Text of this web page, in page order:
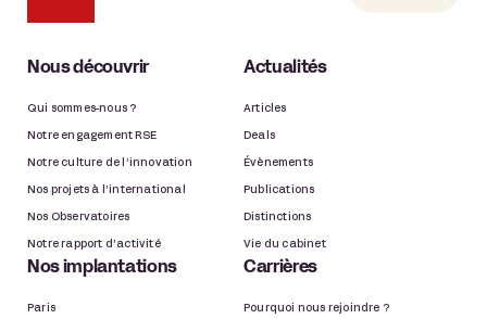
Médias et divertissement
Télécoms
Patrimonial
Privacy +
Nous découvrir
Qui sommes-nous ?
Notre engagement RSE
Notre culture de l’innovation
Nos projets à l’international
Nos Observatoires
Notre rapport d’activité
Actualités
Articles
Deals
Évènements
Publications
Distinctions
Vie du cabinet
Nos implantations
Paris
Carrières
Pourquoi nous rejoindre ?